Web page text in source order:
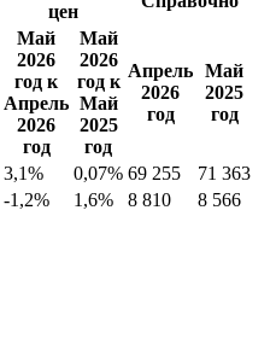
цен
Май
2026
год к
Апрель
2026
год
Май
2026
год к
Май
2025
год
Апрель
2026
год
Май
2025
год
3,1% 0,07% 69 255
71 363
-1,2% 1,6% 8 810 8 566